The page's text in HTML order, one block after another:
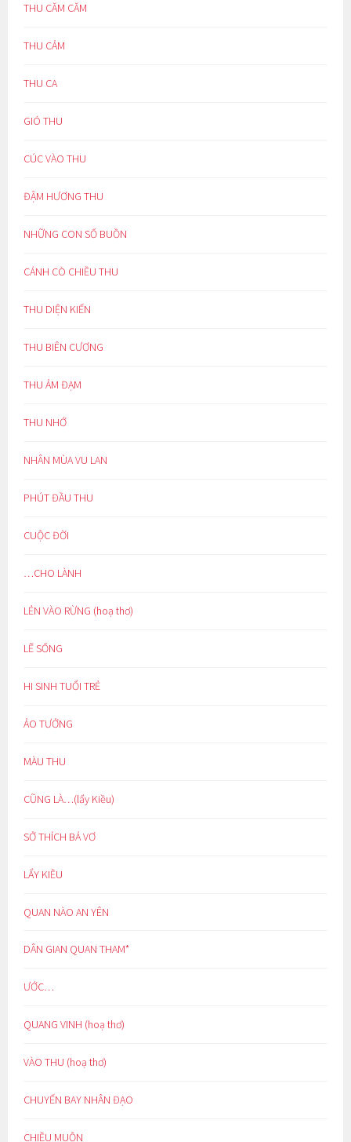
THU CĂM CĂM
THU CẢM
THU CA
GIÓ THU
CÚC VÀO THU
ĐẬM HƯƠNG THU
NHỮNG CON SỐ BUỒN
CÁNH CÒ CHIỀU THU
THU DIỆN KIẾN
THU BIÊN CƯƠNG
THU ẢM ĐẠM
THU NHỚ
NHÂN MÙA VU LAN
PHÚT ĐẦU THU
CUỘC ĐỜI
…CHO LÀNH
LẺN VÀO RỪNG (hoạ thơ)
LẼ SỐNG
HI SINH TUỔI TRẺ
ẢO TƯỞNG
MÀU THU
CŨNG LÀ…(lẩy Kiều)
SỞ THÍCH BÁ VƠ
LẨY KIỀU
QUAN NÀO AN YÊN
DÂN GIAN QUAN THAM*
ƯỚC…
QUANG VINH (hoạ thơ)
VÀO THU (hoạ thơ)
CHUYẾN BAY NHÂN ĐẠO
CHIỀU MUỘN